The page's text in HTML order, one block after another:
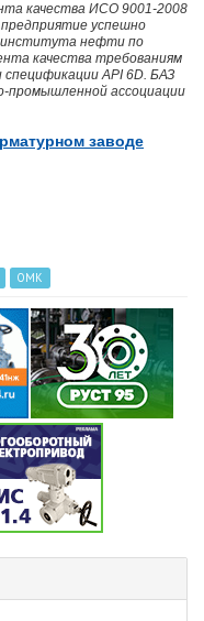
качества ИСО 9001-2008
успешно
института нефти по
качества требованиям
спецификации API 6D. БАЗ
промышленной ассоциации
заводе
ОМК